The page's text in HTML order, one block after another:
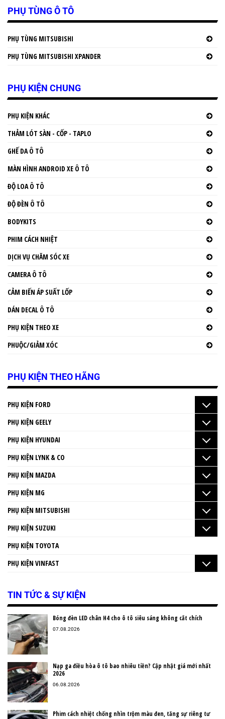
PHỤ TÙNG Ô TÔ
PHỤ TÙNG MITSUBISHI
PHỤ TÙNG MITSUBISHI XPANDER
PHỤ KIỆN CHUNG
PHỤ KIỆN KHÁC
THẢM LÓT SÀN - CỐP - TAPLO
GHẾ DA Ô TÔ
MÀN HÌNH ANDROID XE Ô TÔ
ĐỘ LOA Ô TÔ
ĐỘ ĐÈN Ô TÔ
BODYKITS
PHIM CÁCH NHIỆT
DỊCH VỤ CHĂM SÓC XE
CAMERA Ô TÔ
CẢM BIẾN ÁP SUẤT LỐP
DÁN DECAL Ô TÔ
PHỤ KIỆN THEO XE
PHUỘC/GIẢM XÓC
PHỤ KIỆN THEO HÃNG
PHỤ KIỆN FORD
PHỤ KIỆN GEELY
PHỤ KIỆN HYUNDAI
PHỤ KIỆN LYNK & CO
PHỤ KIỆN MAZDA
PHỤ KIỆN MG
PHỤ KIỆN MITSUBISHI
PHỤ KIỆN SUZUKI
PHỤ KIỆN TOYOTA
PHỤ KIỆN VINFAST
TIN TỨC & SỰ KIỆN
Bóng đèn LED chân H4 cho ô tô siêu sáng không cắt chích
07.08.2026
Nạp ga điều hòa ô tô bao nhiêu tiền? Cập nhật giá mới nhất
2026
06.08.2026
Phim cách nhiệt chống nhìn trộm màu đen, tăng sự riêng tư